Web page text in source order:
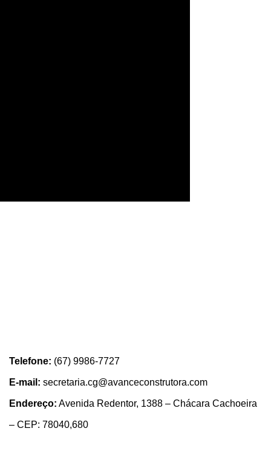
Telefone: (67) 9986-7727
E-mail: secretaria.cg@avanceconstrutora.com
Endereço: Avenida Redentor, 1388 – Chácara Cachoeira
– CEP: 78040,680